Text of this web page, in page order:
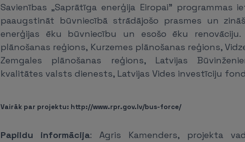
Savienības „Saprātīga enerģija Eiropai” programmas
paaugstināt būvniecībā strādājošo prasmes un
enerģijas ēku būvniecību un esošo ēku
plānošanas reģions, Kurzemes plānošanas reģions,
Zemgales plānošanas reģions, Latvijas
kvalitātes valsts dienests, Latvijas Vides investīciju
Vairāk par projektu: http://www.rpr.gov.lv/bus-force/
Papildu informācija: Agris Kamenders, projekta